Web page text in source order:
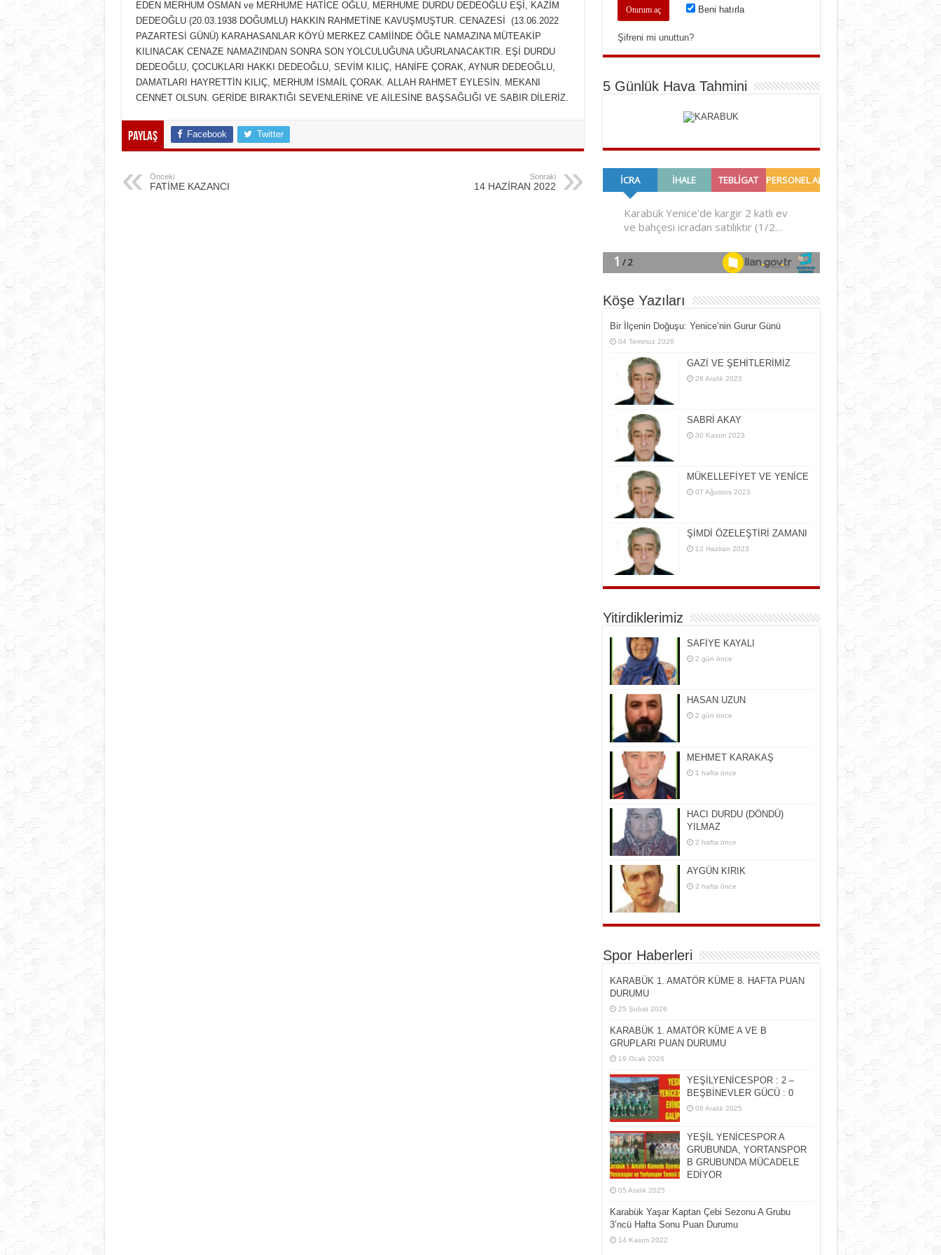
EDEN MERHUM OSMAN ve MERHUME HATİCE OĞLU, MERHUME DURDU DEDEOĞLU EŞİ, KAZİM
DEDEOĞLU (20.03.1938 DOĞUMLU) HAKKIN RAHMETİNE KAVUŞMUŞTUR. CENAZESİ (13.06.2022
PAZARTESİ GÜNÜ) KARAHASANLAR KÖYÜ MERKEZ CAMİİNDE ÖĞLE NAMAZINA MÜTEAKİP
KILINACAK CENAZE NAMAZINDAN SONRA SON YOLCULUĞUNA UĞURLANACAKTIR. EŞİ DURDU
DEDEOĞLU, ÇOCUKLARI HAKKI DEDEOĞLU, SEVİM KILIÇ, HANİFE ÇORAK, AYNUR DEDEOĞLU,
DAMATLARI HAYRETTİN KILIÇ, MERHUM İSMAİL ÇORAK. ALLAH RAHMET EYLESİN. MEKANI
CENNET OLSUN. GERİDE BIRAKTIĞI SEVENLERİNE VE AİLESİNE BAŞSAĞLIĞI VE SABIR DİLERİZ.
Paylaş Facebook Twitter
Önceki
FATİME KAZANCI
Sonraki
14 HAZİRAN 2022
Beni hatırla
Şifreni mi unuttun?
5 Günlük Hava Tahmini
Köşe Yazıları
Bir İlçe­nin Do­ğu­şu: Ye­ni­ce’nin Gurur Günü
04 Temmuz 2026
GAZİ VE ŞEHİTLERİMİZ
28 Aralık 2023
SABRİ AKAY
30 Kasım 2023
MÜKELLEFİYET VE YENİCE
07 Ağustos 2023
ŞİMDİ ÖZELEŞTİRİ ZAMANI
12 Haziran 2023
Yitirdiklerimiz
SAFİYE KAYALI
2 gün önce
HASAN UZUN
2 gün önce
MEHMET KARAKAŞ
1 hafta önce
HACI DURDU (DÖNDÜ)
YILMAZ
2 hafta önce
AYGÜN KIRIK
2 hafta önce
Spor Haberleri
KARABÜK 1. AMATÖR KÜME 8. HAFTA PUAN
DURUMU
25 Şubat 2026
KARABÜK 1. AMATÖR KÜME A VE B
GRUPLARI PUAN DURUMU
19 Ocak 2026
YEŞİLYENİCESPOR : 2 –
BEŞBİNEVLER GÜCÜ : 0
08 Aralık 2025
YEŞİL YENİCESPOR A
GRUBUNDA, YORTANSPOR
B GRUBUNDA MÜCADELE
EDİYOR
05 Aralık 2025
Karabük Yaşar Kaptan Çebi Sezonu A Grubu
3’ncü Hafta Sonu Puan Durumu
14 Kasım 2022